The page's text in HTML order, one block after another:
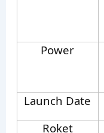
Power
Launch Date
Roket